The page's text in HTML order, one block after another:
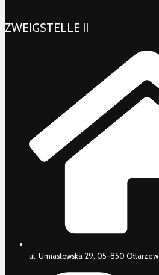
ZWEIGSTELLE II
ul. Umiastowska 29, 05-850 Ołtarzew